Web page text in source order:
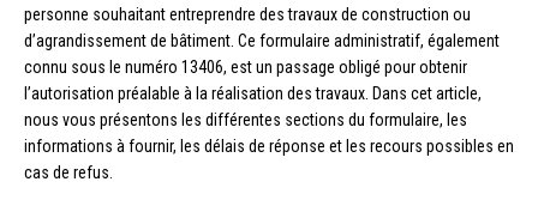
personne souhaitant entreprendre des travaux de construction ou
d’agrandissement de bâtiment. Ce formulaire administratif, également
connu sous le numéro 13406, est un passage obligé pour obtenir
l’autorisation préalable à la réalisation des travaux. Dans cet article,
nous vous présentons les différentes sections du formulaire, les
informations à fournir, les délais de réponse et les recours possibles en
cas de refus.